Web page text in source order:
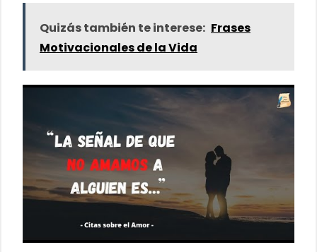
Quizás también te interese: Frases
Motivacionales de la Vida